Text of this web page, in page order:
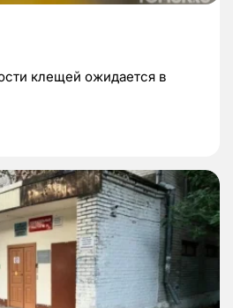
клещей ожидается в